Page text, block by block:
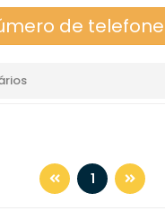
de telefone
1